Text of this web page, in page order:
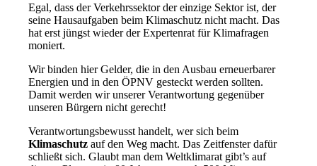
Egal, dass der Verkehrssektor der einzige Sektor ist, der
seine Hausaufgaben beim Klimaschutz nicht macht. Das
hat erst jüngst wieder der Expertenrat für Klimafragen
moniert.
Wir binden hier Gelder, die in den Ausbau erneuerbarer
Energien und in den ÖPNV gesteckt werden sollten.
Damit werden wir unserer Verantwortung gegenüber
unseren Bürgern nicht gerecht!
Verantwortungsbewusst handelt, wer sich beim
Klimaschutz auf den Weg macht. Das Zeitfenster dafür
schließt sich. Glaubt man dem Weltklimarat gibt’s auf